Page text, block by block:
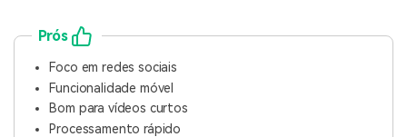
Prós
Foco em redes sociais
Funcionalidade móvel
Bom para vídeos curtos
Processamento rápido